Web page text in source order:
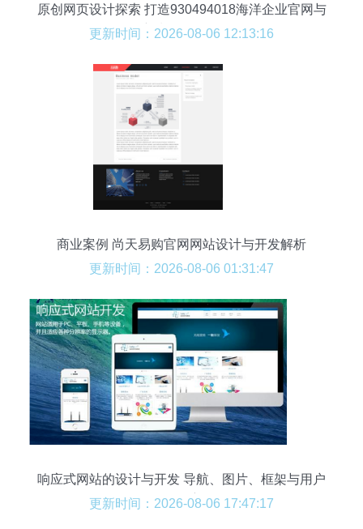
原创网页设计探索 打造930494018海洋企业官网与
新潮开发理念
更新时间：2026-08-06 12:13:16
商业案例 尚天易购官网网站设计与开发解析
更新时间：2026-08-06 01:31:47
响应式网站的设计与开发 导航、图片、框架与用户
体验的深度优化
更新时间：2026-08-06 17:47:17